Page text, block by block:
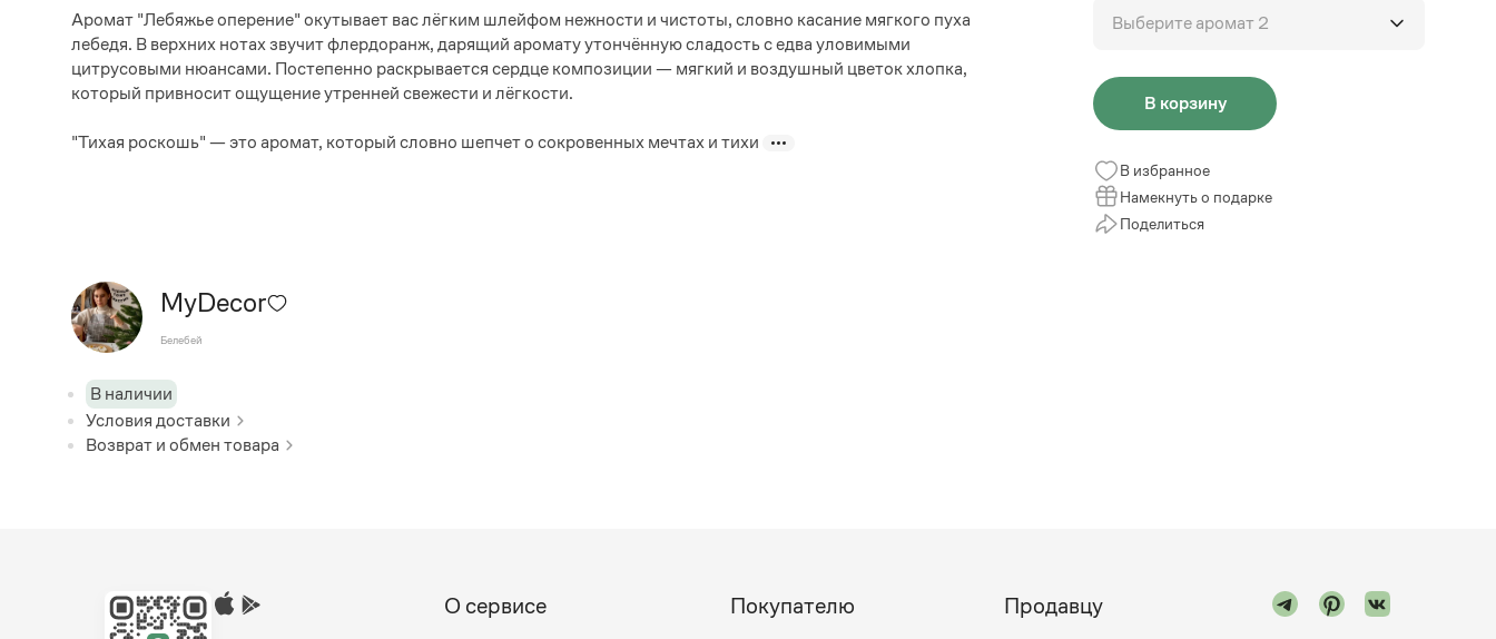
Аромат "Лебяжье оперение" окутывает вас лёгким шлейфом нежности и чистоты, словно касание мягкого пуха
лебедя. В верхних нотах звучит флердоранж, дарящий аромату утончённую сладость с едва уловимыми
цитрусовыми нюансами. Постепенно раскрывается сердце композиции — мягкий и воздушный цветок хлопка,
который привносит ощущение утренней свежести и лёгкости.
"Тихая роскошь" — это аромат, который словно шепчет о сокровенных мечтах и тихи
MyDecor
Белебей
В наличии
Условия доставки
Возврат и обмен товара
Выберите аромат 2
В корзину
В избранное
Намекнуть о подарке
Поделиться
О сервисе Покупателю Продавцу